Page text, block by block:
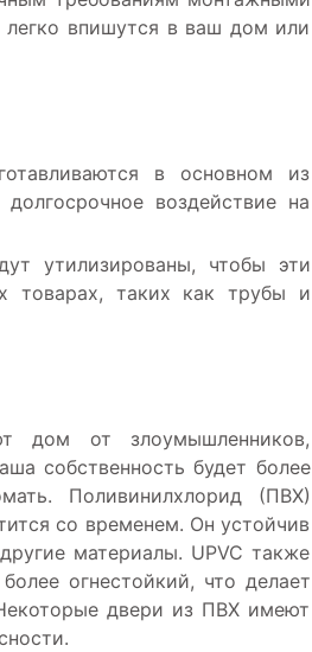
впишутся в ваш дом или
в основном из
воздействие на
утилизированы, чтобы эти
товарах, таких как трубы и
дом от злоумышленников,
собственность будет более
Поливинилхлорид (ПВХ)
со временем. Он устойчив
материалы. UPVC также
огнестойкий, что делает
двери из ПВХ имеют